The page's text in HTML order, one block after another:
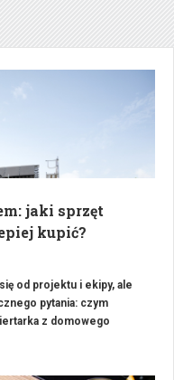
jaki sprzęt
kupić?
od projektu i ekipy, ale
pytania: czym
z domowego
dwie grupy: ten, który warto